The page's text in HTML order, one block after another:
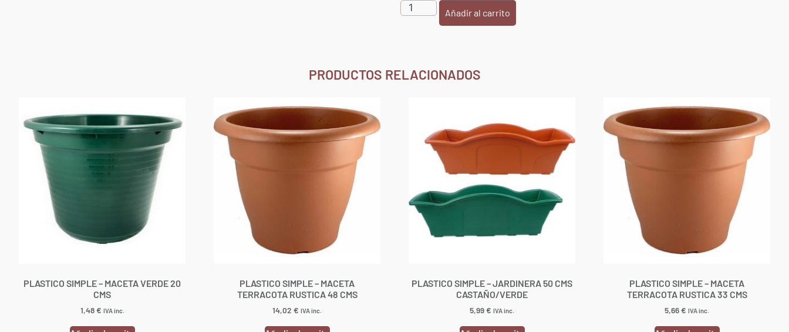
Añadir al carrito
PRODUCTOS RELACIONADOS
PLASTICO SIMPLE – MACETA VERDE 20
CMS
1,48€ IVA inc.
PLASTICO SIMPLE – MACETA
TERRACOTA RUSTICA 48 CMS
14,02 € IVA inc.
PLASTICO SIMPLE – JARDINERA 50 CMS
CASTAÑO/VERDE
5,99€ IVA inc.
PLASTICO SIMPLE – MACETA
TERRACOTA RUSTICA 33 CMS
5,66€ IVA inc.